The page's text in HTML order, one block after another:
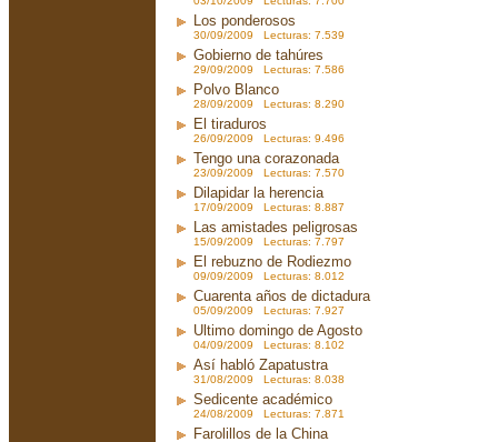
Los ponderosos
30/09/2009 Lecturas: 7.539
Gobierno de tahúres
29/09/2009 Lecturas: 7.586
Polvo Blanco
28/09/2009 Lecturas: 8.290
El tiraduros
26/09/2009 Lecturas: 9.496
Tengo una corazonada
23/09/2009 Lecturas: 7.570
Dilapidar la herencia
17/09/2009 Lecturas: 8.887
Las amistades peligrosas
15/09/2009 Lecturas: 7.797
El rebuzno de Rodiezmo
09/09/2009 Lecturas: 8.012
Cuarenta años de dictadura
05/09/2009 Lecturas: 7.927
Ultimo domingo de Agosto
04/09/2009 Lecturas: 8.102
Así habló Zapatustra
31/08/2009 Lecturas: 8.038
Sedicente académico
24/08/2009 Lecturas: 7.871
Farolillos de la China